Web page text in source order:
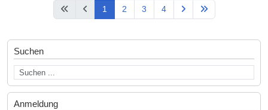
1 2 3 4
Suchen
Anmeldung